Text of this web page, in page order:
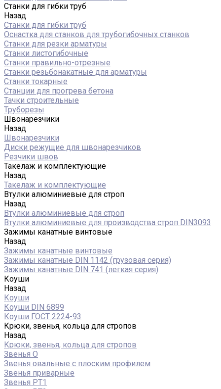
Станки для гибки труб
Назад
Станки для гибки труб
Оснастка для станков для трубогибочных станков
Станки для резки арматуры
Станки листогибочные
Станки правильно-отрезные
Станки резьбонакатные для арматуры
Станки токарные
Станции для прогрева бетона
Тачки строительные
Труборезы
Швонарезчики
Назад
Швонарезчики
Диски режущие для швонарезчиков
Резчики швов
Такелаж и комплектующие
Назад
Такелаж и комплектующие
Втулки алюминиевые для строп
Назад
Втулки алюминиевые для строп
Втулки алюминиевые для производства строп DIN3093
Зажимы канатные винтовые
Назад
Зажимы канатные винтовые
Зажимы канатные DIN 1142 (грузовая серия)
Зажимы канатные DIN 741 (легкая серия)
Коуши
Назад
Коуши
Коуши DIN 6899
Коуши ГОСТ 2224-93
Крюки, звенья, кольца для стропов
Назад
Крюки, звенья, кольца для стропов
Звенья О
Звенья овальные с плоским профилем
Звенья приварные
Звенья РТ1